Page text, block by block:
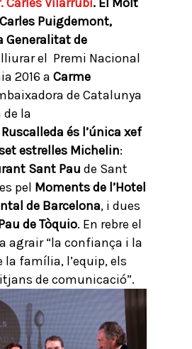
Puigdemont,
Generalitat de
el Premi Nacional
2016 a Carme
de Catalunya
de la
Ruscalleda és l’única xef
estrelles Michelin:
Sant Pau de Sant
pel Moments de l’Hotel
de Barcelona, i dues
de Tòquio. En rebre el
agrair “la confiança i la
família, l’equip, els
de comunicació”.